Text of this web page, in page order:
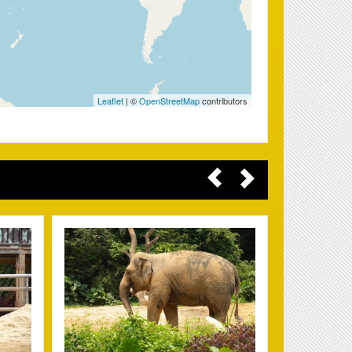
Leaflet | ©OpenStreetMapcontributors